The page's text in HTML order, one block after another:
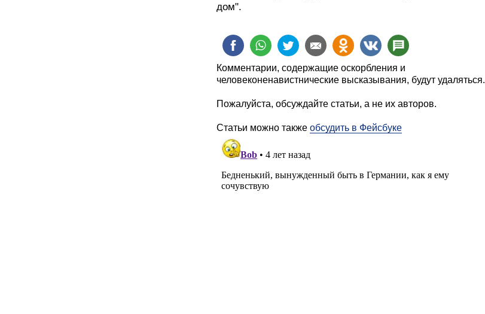
дом".
Комментарии, содержащие оскорбления и
человеконенавистнические высказывания, будут удаляться.
Пожалуйста, обсуждайте статьи, а не их авторов.
Статьи можно также обсудить в Фейсбуке